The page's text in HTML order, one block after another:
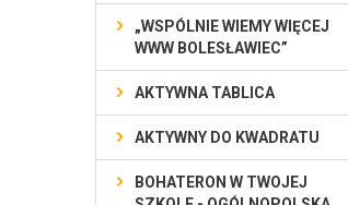
„WSPÓLNIE WIEMY WIĘCEJ
WWW BOLESŁAWIEC”
AKTYWNA TABLICA
AKTYWNY DO KWADRATU
BOHATERON W TWOJEJ